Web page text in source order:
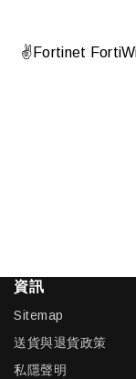
資訊
Sitemap
送貨與退貨政策
私隱聲明